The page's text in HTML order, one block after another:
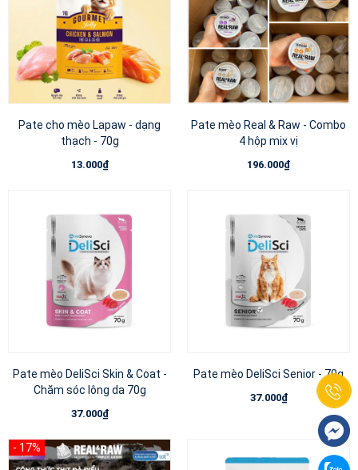
Pate cho mèo Lapaw - dạng
thạch - 70g
13.000₫
Pate mèo Real & Raw - Combo
4 hộp mix vị
196.000₫
Pate mèo DeliSci Skin & Coat -
Chăm sóc lông da 70g
37.000₫
Pate mèo DeliSci Senior - 70g
37.000₫